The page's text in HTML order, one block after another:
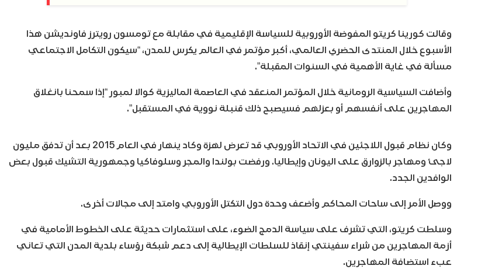
وقالت كورينا كريتو المفوضة الأوروبية للسياسة الإقليمية في مقابلة مع تومسون رويترز فاونديشن هذا
الأسبوع خلال المنتدى الحضري العالمي، أكبر مؤتمر في العالم يكرس للمدن، “سيكون التكامل الاجتماعي
مسألة في غاية الأهمية في السنوات المقبلة”.
وأضافت السياسية الرومانية خلال المؤتمر المنعقد في العاصمة الماليزية كوالا لمبور “إذا سمحنا بانغلاق
المهاجرين على أنفسهم أو بعزلهم فسيصبح ذلك قنبلة نووية في المستقبل”.
وكان نظام قبول اللاجئين في الاتحاد الأوروبي قد تعرض لهزة وكاد ينهار في العام 2015 بعد أن تدفق مليون
لاجئ ومهاجر بالزوارق على اليونان وإيطاليا. ورفضت بولندا والمجر وسلوفاكيا وجمهورية التشيك قبول بعض
الوافدين الجدد.
ووصل الأمر إلى ساحات المحاكم وأضعف وحدة دول التكتل الأوروبي وامتد إلى مجالات أخرى.
وسلطت كريتو، التي تشرف على سياسة الدمج الضوء، على استثمارات حديثة على الخطوط الأمامية في
أزمة المهاجرين من شراء سفينتي إنقاذ للسلطات الإيطالية إلى دعم شبكة رؤساء بلدية المدن التي تعاني
عبء استضافة المهاجرين.